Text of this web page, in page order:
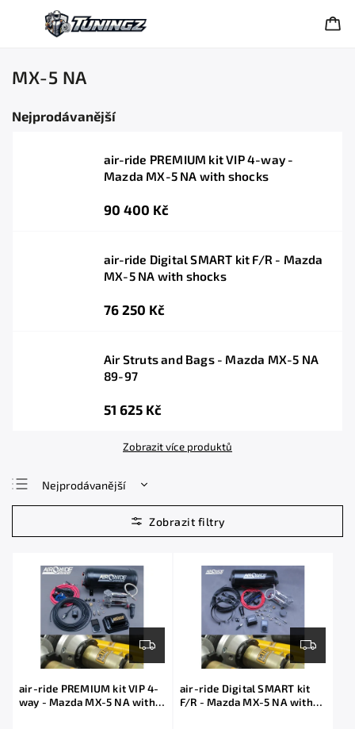
MX-5 NA
Nejprodávanější
air-ride PREMIUM kit VIP 4-way -
Mazda MX-5 NA with shocks
90 400 Kč
air-ride Digital SMART kit F/R - Mazda
MX-5 NA with shocks
76 250 Kč
Air Struts and Bags - Mazda MX-5 NA
89-97
51 625 Kč
Zobrazit více produktů
Nejprodávanější
Nejlevnější
Nejdražší
air-ride PREMIUM kit VIP 4-
way - Mazda MX-5 NA with
air-ride Digital SMART kit
F/R - Mazda MX-5 NA with